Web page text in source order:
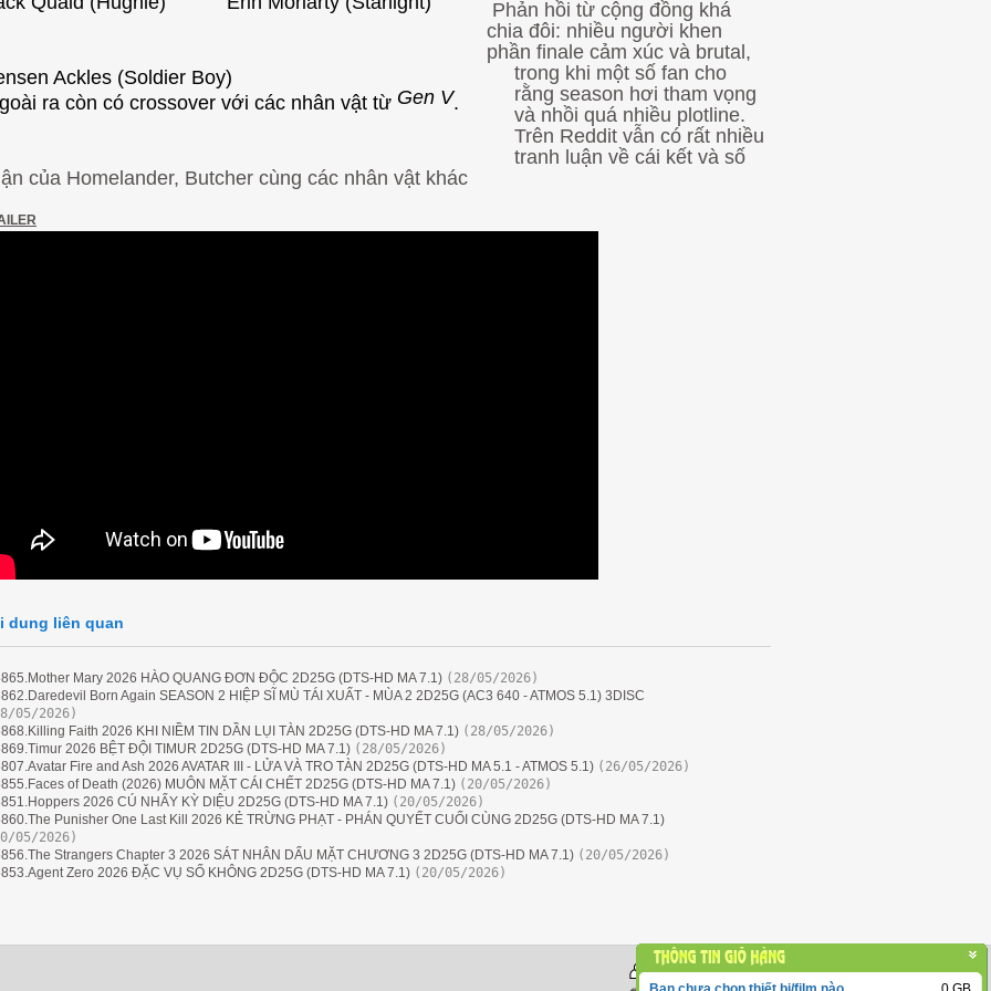
Ackles (Soldier Boy)
ra còn có crossover với các nhân vật từ Gen V
Phản hồi từ cộng đồng khá
chia đôi: nhiều người khen
phần finale cảm xúc và brutal,
trong khi một số fan cho
rằng season hơi tham vọng
và nhồi quá nhiều plotline.
Trên Reddit vẫn có rất nhiều
tranh luận về cái kết và số
của Homelander, Butcher cùng các nhân vật khác
dung liên quan
Mary 2026 HÀO QUANG ĐƠN ĐỘC 2D25G (DTS-HD MA 7.1) (28/05/2026)
Born Again SEASON 2 HIỆP SĨ MÙ TÁI XUẤT - MÙA 2 2D25G (AC3 640 - ATMOS 5.1) 3DISC
05/2026)
Faith 2026 KHI NIỀM TIN DẦN LỤI TÀN 2D25G (DTS-HD MA 7.1) (28/05/2026)
2026 BỆT ĐỘI TIMUR 2D25G (DTS-HD MA 7.1) (28/05/2026)
Fire and Ash 2026 AVATAR III - LỬA VÀ TRO TÀN 2D25G (DTS-HD MA 5.1 - ATMOS 5.1) (26/05/2026)
of Death (2026) MUÔN MẶT CÁI CHẾT 2D25G (DTS-HD MA 7.1) (20/05/2026)
2026 CÚ NHẨY KỲ DIỆU 2D25G (DTS-HD MA 7.1) (20/05/2026)
Punisher One Last Kill 2026 KẺ TRỪNG PHẠT - PHÁN QUYẾT CUỐI CÙNG 2D25G (DTS-HD MA 7.1)
05/2026)
Strangers Chapter 3 2026 SÁT NHÂN DẤU MẶT CHƯƠNG 3 2D25G (DTS-HD MA 7.1) (20/05/2026)
Zero 2026 ĐẶC VỤ SỐ KHÔNG 2D25G (DTS-HD MA 7.1) (20/05/2026)
Đang Online: 43889